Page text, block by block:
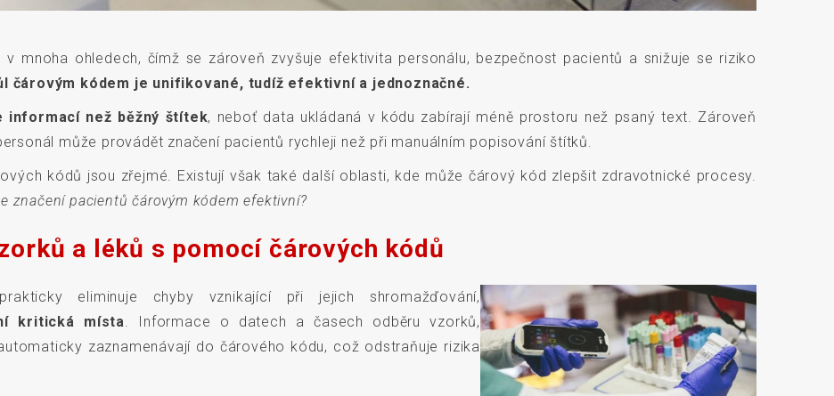
mnoha ohledech, čímž se zároveň zvyšuje efektivita personálu, bezpečnost pacientů a snižuje se riziko
čárovým kódem je unifikované, tudíž efektivní a jednoznačné.
informací než běžný štítek, neboť data ukládaná v kódu zabírají méně prostoru než psaný text. Zároveň
může provádět značení pacientů rychleji než při manuálním popisování štítků.
kódů jsou zřejmé. Existují však také další oblasti, kde může čárový kód zlepšit zdravotnické procesy.
značení pacientů čárovým kódem efektivní?
a léků s pomocí čárových kódů
eliminuje chyby vznikající při jejich shromažďování,
kritická místa. Informace o datech a časech odběru vzorků,
zaznamenávají do čárového kódu, což odstraňuje rizika